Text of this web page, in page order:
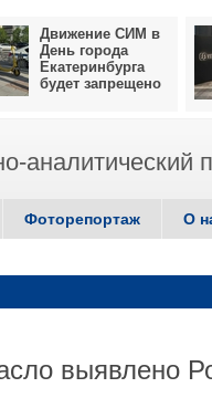
Движение СИМ в
День города
Екатеринбурга
будет запрещено
аналитический
Фоторепортаж О
выявлено